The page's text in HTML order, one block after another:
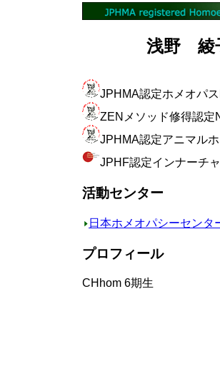
浅野 綾
JPHMA認定ホメオパ
ZENメソッド修得認定
JPHMA認定アニマル
JPHF認定インナーチ
活動センター
日本ホメオパシーセンタ
プロフィール
CHhom 6期生